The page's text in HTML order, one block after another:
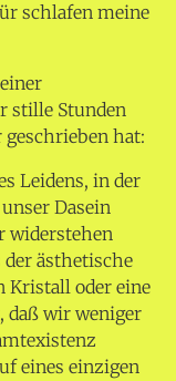
schlafen meine
stille Stunden
geschrieben hat:
Leidens, in der
Dasein
widerstehen
ästhetische
Kristall oder eine
daß wir weniger
eines einzigen